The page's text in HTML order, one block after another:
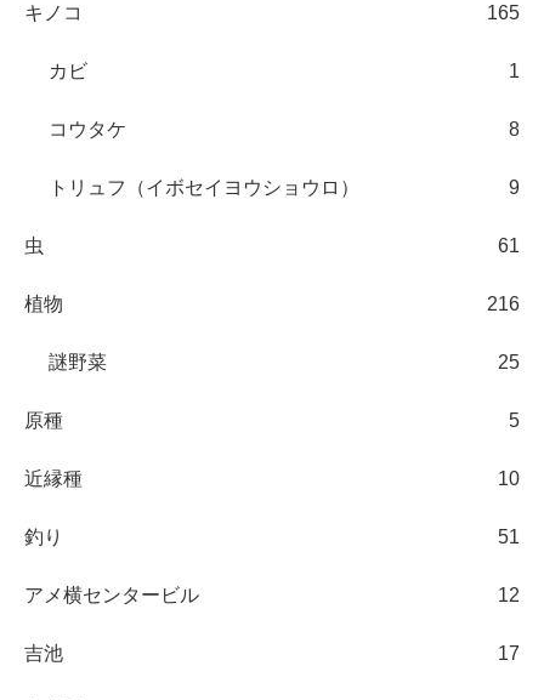
キノコ 165
カビ 1
コウタケ 8
トリュフ（イボセイヨウショウロ） 9
虫 61
植物 216
謎野菜 25
原種 5
近縁種 10
釣り 51
アメ横センタービル 12
吉池 17